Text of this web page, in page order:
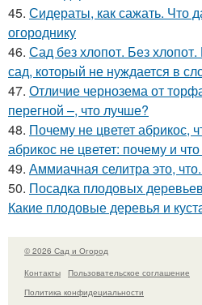
45. Сидераты, как сажать. Что
огороднику
46. Сад без хлопот. Без хлопот.
сад, который не нуждается в
47. Отличие чернозема от
перегной –, что лучше?
48. Почему не цветет абрикос,
абрикос не цветет: почему и
49. Аммиачная селитра это,
50. Посадка плодовых
Какие плодовые деревья и
© 2026 Сад и Огород
Контакты
Пользовательское соглашение
Политика конфидециальности